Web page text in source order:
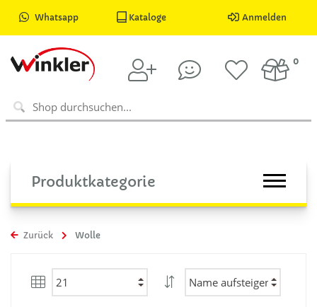
Whatsapp Kataloge Anmelden
0
Produktkategorie
Zurück Wolle